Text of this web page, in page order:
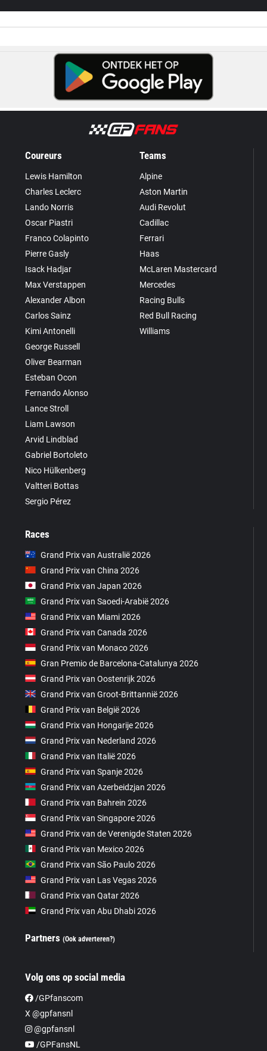
Coureurs
Lewis Hamilton
Charles Leclerc
Lando Norris
Oscar Piastri
Franco Colapinto
Pierre Gasly
Isack Hadjar
Max Verstappen
Alexander Albon
Carlos Sainz
Kimi Antonelli
George Russell
Oliver Bearman
Esteban Ocon
Fernando Alonso
Lance Stroll
Liam Lawson
Arvid Lindblad
Gabriel Bortoleto
Nico Hülkenberg
Valtteri Bottas
Sergio Pérez
Teams
Alpine
Aston Martin
Audi Revolut
Cadillac
Ferrari
Haas
McLaren Mastercard
Mercedes
Racing Bulls
Red Bull Racing
Williams
Races
Grand Prix van Australië 2026
Grand Prix van China 2026
Grand Prix van Japan 2026
Grand Prix van Saoedi-Arabië 2026
Grand Prix van Miami 2026
Grand Prix van Canada 2026
Grand Prix van Monaco 2026
Gran Premio de Barcelona-Catalunya 2026
Grand Prix van Oostenrijk 2026
Grand Prix van Groot-Brittannië 2026
Grand Prix van België 2026
Grand Prix van Hongarije 2026
Grand Prix van Nederland 2026
Grand Prix van Italië 2026
Grand Prix van Spanje 2026
Grand Prix van Azerbeidzjan 2026
Grand Prix van Bahrein 2026
Grand Prix van Singapore 2026
Grand Prix van de Verenigde Staten 2026
Grand Prix van Mexico 2026
Grand Prix van São Paulo 2026
Grand Prix van Las Vegas 2026
Grand Prix van Qatar 2026
Grand Prix van Abu Dhabi 2026
Partners(Ook adverteren?)
Volg ons op social media
/GPfanscom
X @gpfansnl
@gpfansnl
/GPFansNL